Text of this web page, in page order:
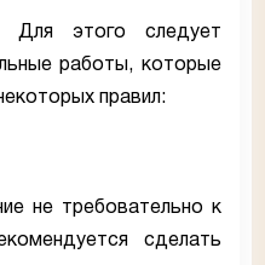
Для этого следует
работы, которые
правил:
не требовательно к
сделать